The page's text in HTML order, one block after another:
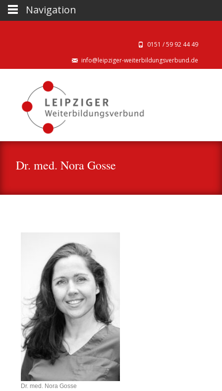
0151 / 59 92 44 49‬
info@leipziger-weiterbildungsverbund.de
Dr. med. Nora Gosse
Dr. med. Nora Gosse
Navigation